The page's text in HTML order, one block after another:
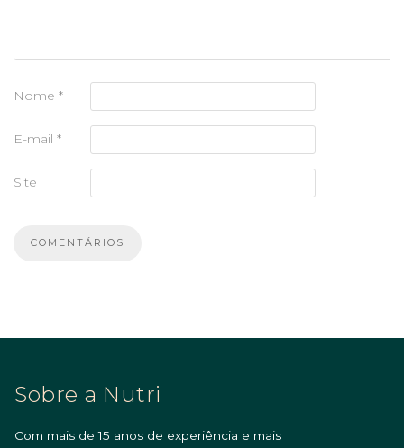
Nome *
E-mail *
Site
Sobre a Nutri
Com mais de 15 anos de experiência e mais